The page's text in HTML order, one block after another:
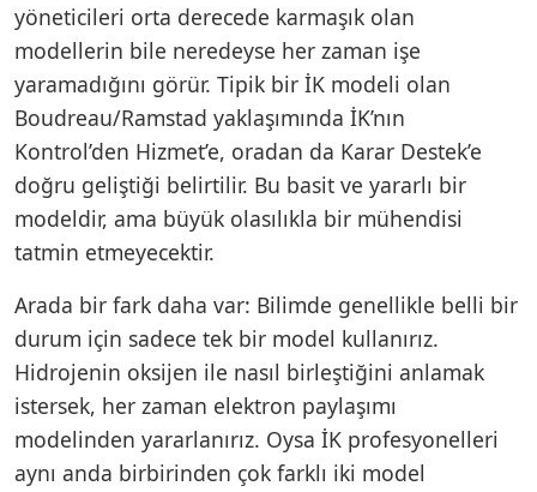
yöneticileri orta derecede karmaşık olan
modellerin bile neredeyse her zaman işe
yaramadığını görür. Tipik bir İK modeli olan
Boudreau/Ramstad yaklaşımında İK’nın
Kontrol’den Hizmet’e, oradan da Karar Destek’e
doğru geliştiği belirtilir. Bu basit ve yararlı bir
modeldir, ama büyük olasılıkla bir mühendisi
tatmin etmeyecektir.
Arada bir fark daha var: Bilimde genellikle belli bir
durum için sadece tek bir model kullanırız.
Hidrojenin oksijen ile nasıl birleştiğini anlamak
istersek, her zaman elektron paylaşımı
modelinden yararlanırız. Oysa İK profesyonelleri
aynı anda birbirinden çok farklı iki model